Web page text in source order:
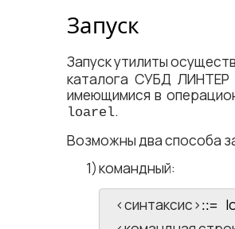
Запуск
Запуск утилиты
каталога СУБД ЛИНТЕР
имеющимися в
loarel.
Возможны два способа
командный:
<​синтаксис​> ::=